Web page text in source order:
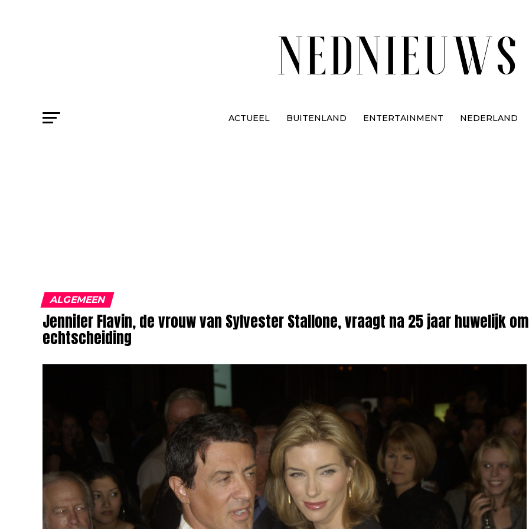
ACTUEEL BUITENLAND ENTERTAINMENT NEDERLAND
ALGEMEEN
Jennifer Flavin, de vrouw van Sylvester Stallone, vraagt na 25 jaar huwelijk
echtscheiding